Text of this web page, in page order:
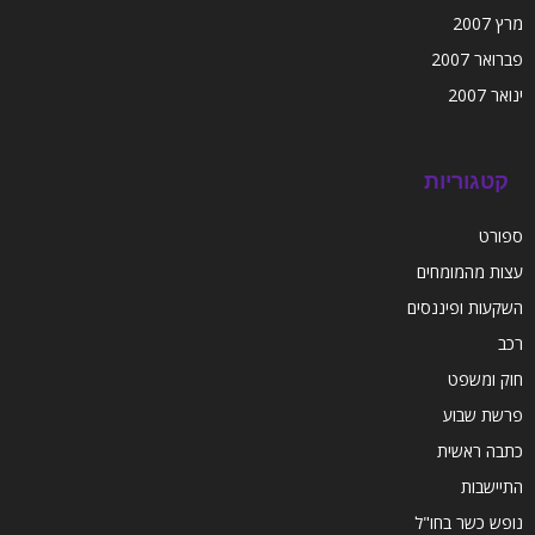
מרץ 2007
פברואר 2007
ינואר 2007
קטגוריות
ספורט
עצות מהמומחים
השקעות ופיננסים
רכב
חוק ומשפט
פרשת שבוע
כתבה ראשית
התיישבות
נופש כשר בחו"ל